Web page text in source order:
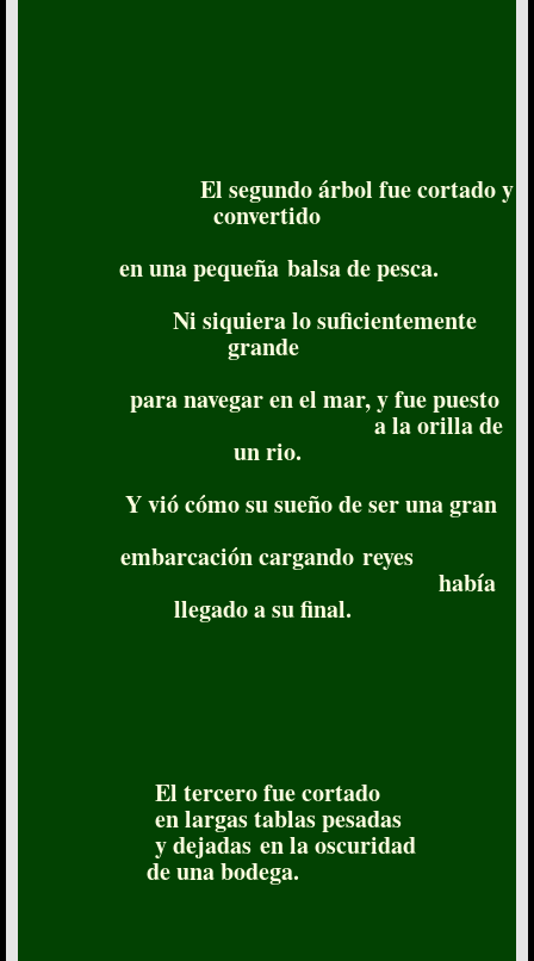
El segundo árbol fue cortado y
convertido
en una pequeña balsa de pesca.
Ni siquiera lo suficientemente
grande
para navegar en el mar, y fue puesto
a la orilla de
un rio.
Y vió cómo su sueño de ser una gran
embarcacióncargando reyes
había
llegado a su final.
El tercero fue cortado
en largas tablas pesadas
y dejadas en la oscuridad
de una bodega.